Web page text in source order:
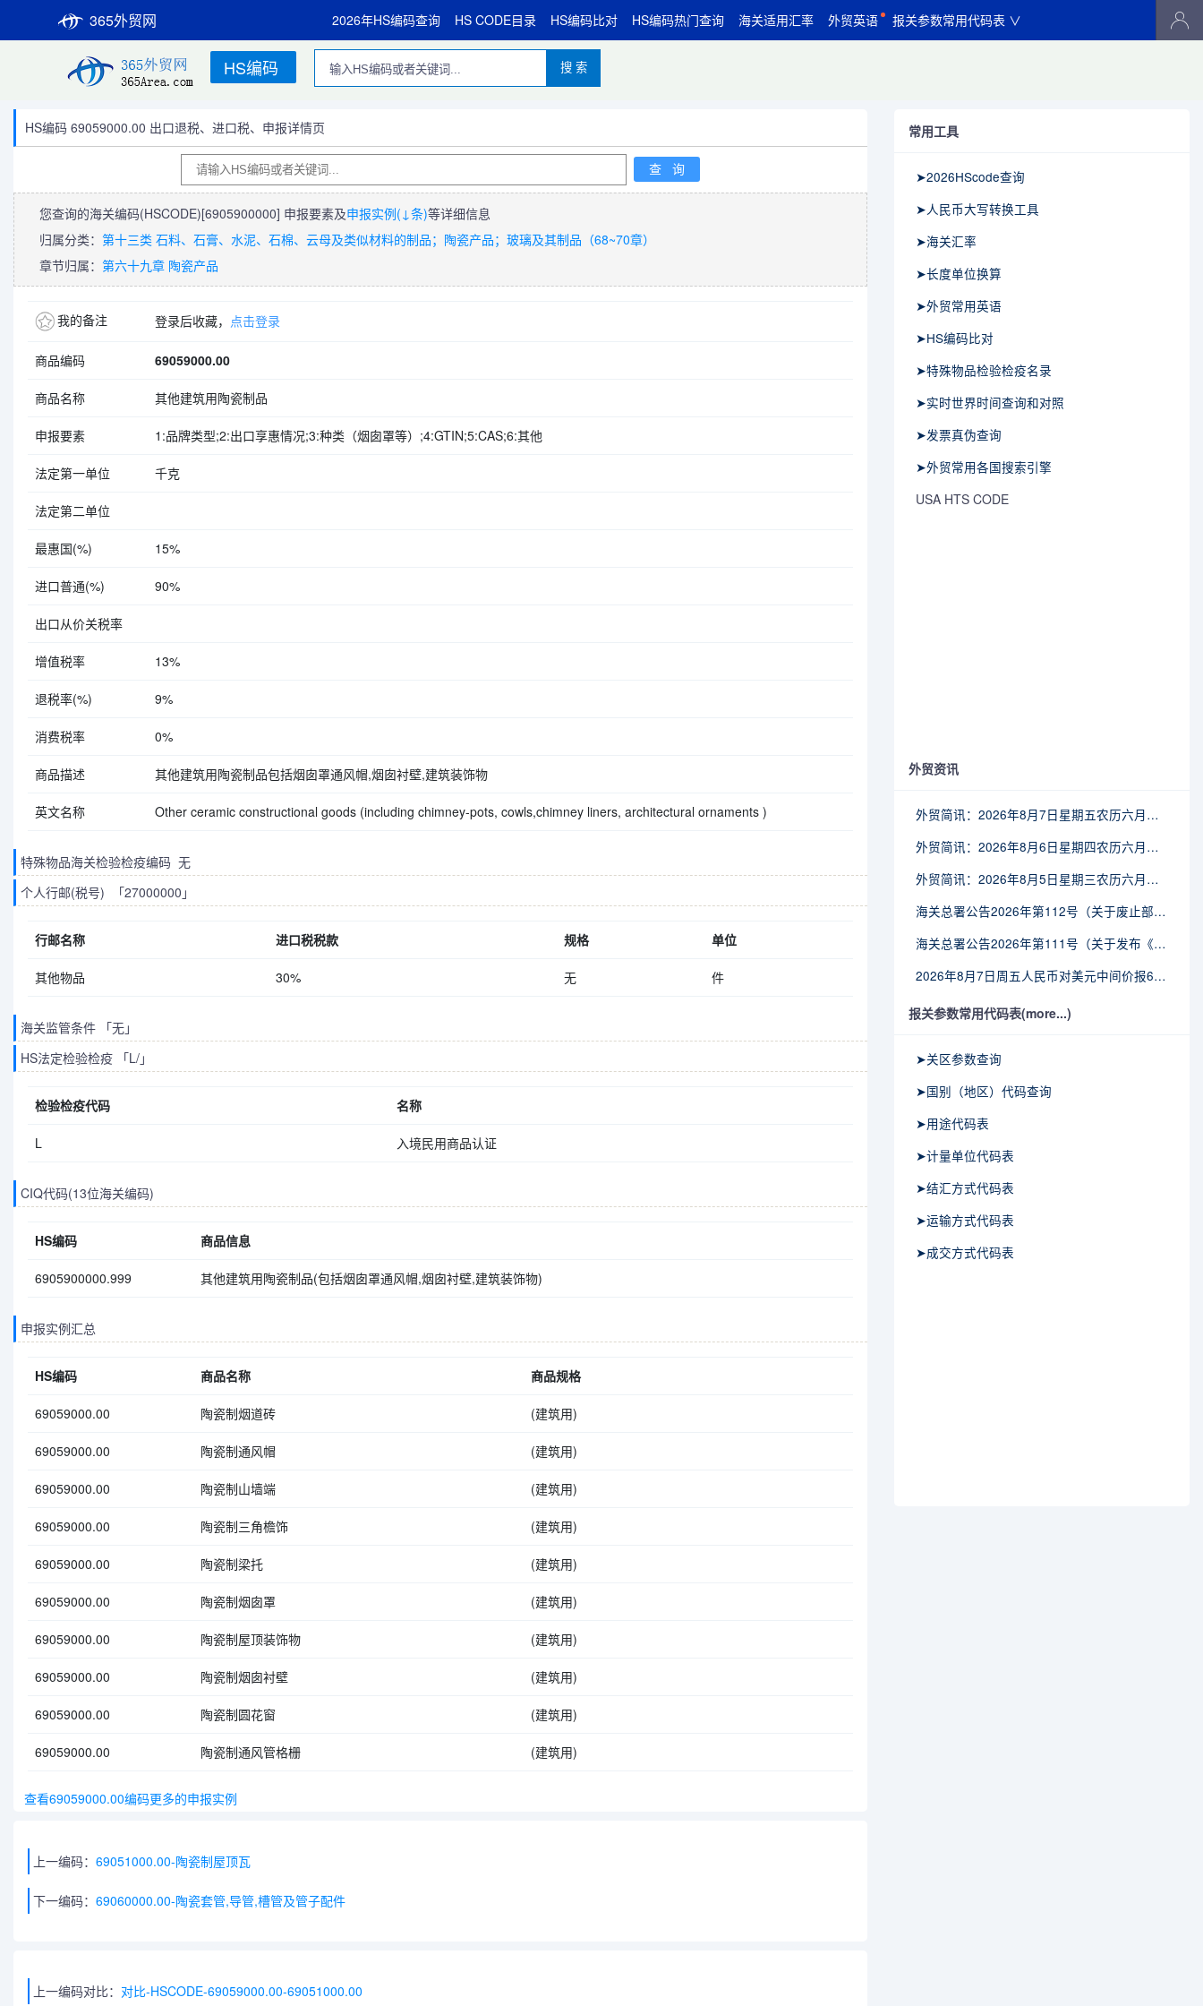
365外贸网 2026年HS编码查询 HS CODE目录 HS编码比对 HS编码热门查询 海关适用汇率 外贸英语 报关参数常用代码表 ∨
HS编码 搜 索
HS编码 69059000.00 出口退税、进口税、申报详情页
您查询的海关编码(HSCODE)[6905900000] 申报要素及申报实例(↓条)等详细信息
归属分类： 第十三类 石料、石膏、水泥、石棉、云母及类似材料的制品；陶瓷产品；玻璃及其制品（68~70章）
章节归属： 第六十九章 陶瓷产品
我的备注 登录后收藏， 点击登录
商品编码 69059000.00
商品名称 其他建筑用陶瓷制品
申报要素 1:品牌类型;2:出口享惠情况;3:种类（烟囱罩等）;4:GTIN;5:CAS;6:其他
法定第一单位 千克
法定第二单位
最惠国(%) 15%
进口普通(%) 90%
出口从价关税率
增值税率 13%
退税率(%) 9%
消费税率 0%
商品描述 其他建筑用陶瓷制品包括烟囱罩通风帽,烟囱衬壁,建筑装饰物
英文名称 Other ceramic constructional goods (including chimney-pots, cowls,chimney liners, architectural ornaments )
特殊物品海关检验检疫编码 无
个人行邮(税号) 「27000000」
行邮名称 进口税税款 规格 单位
其他物品 30% 无 件
海关监管条件 「无」
HS法定检验检疫 「L/」
检验检疫代码 名称
L 入境民用商品认证
CIQ代码(13位海关编码)
HS编码 商品信息
6905900000.999 其他建筑用陶瓷制品(包括烟囱罩通风帽,烟囱衬壁,建筑装饰物)
申报实例汇总
HS编码 商品名称 商品规格
69059000.00 陶瓷制烟道砖 (建筑用)
69059000.00 陶瓷制通风帽 (建筑用)
69059000.00 陶瓷制山墙端 (建筑用)
69059000.00 陶瓷制三角檐饰 (建筑用)
69059000.00 陶瓷制梁托 (建筑用)
69059000.00 陶瓷制烟囱罩 (建筑用)
69059000.00 陶瓷制屋顶装饰物 (建筑用)
69059000.00 陶瓷制烟囱衬壁 (建筑用)
69059000.00 陶瓷制圆花窗 (建筑用)
69059000.00 陶瓷制通风管格栅 (建筑用)
查看69059000.00编码更多的申报实例
上一编码： 69051000.00-陶瓷制屋顶瓦
下一编码： 69060000.00-陶瓷套管,导管,槽管及管子配件
上一编码对比： 对比-HSCODE-69059000.00-69051000.00
常用工具
➤2026HScode查询
➤人民币大写转换工具
➤海关汇率
➤长度单位换算
➤外贸常用英语
➤HS编码比对
➤特殊物品检验检疫名录
➤实时世界时间查询和对照
➤发票真伪查询
➤外贸常用各国搜索引擎
USA HTS CODE
外贸资讯
外贸简讯：2026年8月7日星期五农历六月廿五
外贸简讯：2026年8月6日星期四农历六月廿四
外贸简讯：2026年8月5日星期三农历六月廿三
海关总署公告2026年第112号（关于废止部分卫生检疫类规范性文件的公告）
海关总署公告2026年第111号（关于发布《进出境动植物检疫处理监督管理工作规定》《进出境卫生处理监督管理工作规定》的公告）
2026年8月7日周五人民币对美元中间价报6.7904调贬9个基点
报关参数常用代码表(more...)
➤关区参数查询
➤国别（地区）代码查询
➤用途代码表
➤计量单位代码表
➤结汇方式代码表
➤运输方式代码表
➤成交方式代码表